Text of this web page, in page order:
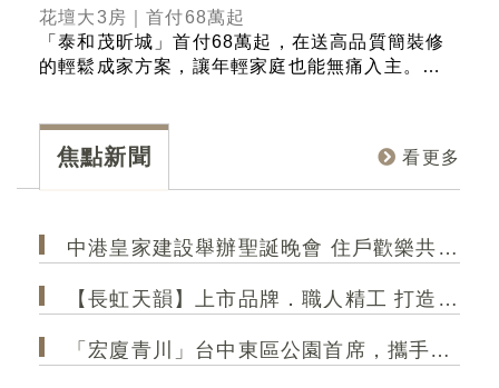
花壇大3房｜首付68萬起
「泰和茂昕城」首付68萬起，在送高品質簡裝修
的輕鬆成家方案，讓年輕家庭也能無痛入主。產
家，更是直接升級一個高品質、高採光、高效率
的精緻生活！
焦點新聞 看更多
中港皇家建設舉辦聖誕晚會 住戶歡樂共聚 極光大2房成菁英首選
【長虹天韻】上市品牌．職人精工 打造港區 高規格精品建築
「宏廈青川」台中東區公園首席，攜手35年甲級營造，打造2房2衛新作